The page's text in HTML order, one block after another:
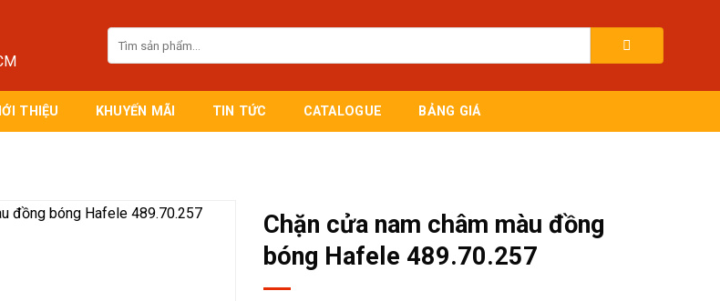
kiếm:
THIỆU KHUYẾN MÃI TIN TỨC CATALOGUE BẢNG GIÁ
Chặn cửa nam châm màu đồng
bóng Hafele 489.70.257